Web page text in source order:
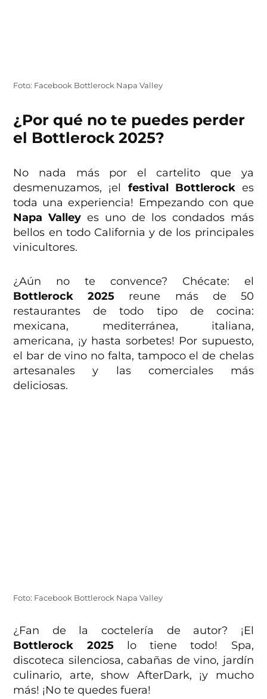
Foto: Facebook Bottlerock Napa Valley
¿Por qué no te puedes perder
el Bottlerock 2025?
No nada más por el cartelito que ya
desmenuzamos, ¡el festival Bottlerockes
toda una experiencia! Empezando con que
Napa Valley es uno de los condados más
bellos en todo California y de los principales
vinicultores.
¿Aún no te convence? Chécate: el
Bottlerock 2025 reune más de 50
restaurantes de todo tipo de cocina:
mexicana, mediterránea, italiana,
americana, ¡y hasta sorbetes! Por supuesto,
el bar de vino no falta, tampoco el de chelas
artesanales y las comerciales más
deliciosas.
Foto: Facebook Bottlerock Napa Valley
¿Fan de la coctelería de autor? ¡El
Bottlerock 2025lo tiene todo! Spa,
discoteca silenciosa, cabañas de vino, jardín
culinario, arte, show AfterDark, ¡y mucho
más! ¡No te quedes fuera!